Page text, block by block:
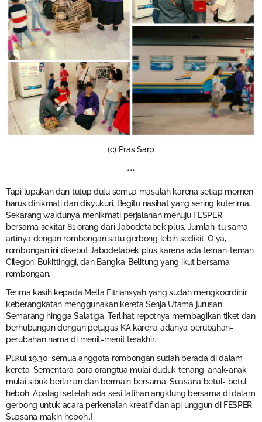
(c) Pras Sarp
***
Tapi lupakan dan tutup dulu semua masalah karena setiap momen
harus dinikmati dan disyukuri. Begitu nasihat yang sering kuterima.
Sekarang waktunya menikmati perjalanan menuju FESPER
bersama sekitar 81 orang dari Jabodetabek plus. Jumlah itu sama
artinya dengan rombongan satu gerbong lebih sedikit. O ya,
rombongan ini disebut Jabodetabek plus karena ada teman-teman
Cilegon, Bukittinggi, dan Bangka-Belitung yang ikut bersama
rombongan.
Terima kasih kepada Mella Fitriansyah yang sudah mengkoordinir
keberangkatan menggunakan kereta Senja Utama jurusan
Semarang hingga Salatiga. Terlihat repotnya membagikan tiket dan
berhubungan dengan petugas KA karena adanya perubahan-
perubahan nama di menit-menit terakhir.
Pukul 19.30, semua anggota rombongan sudah berada di dalam
kereta. Sementara para orangtua mulai duduk tenang, anak-anak
mulai sibuk berlarian dan bermain bersama. Suasana betul- betul
heboh. Apalagi setelah ada sesi latihan angklung bersama di dalam
gerbong untuk acara perkenalan kreatif dan api unggun di FESPER.
Suasana makin heboh..!